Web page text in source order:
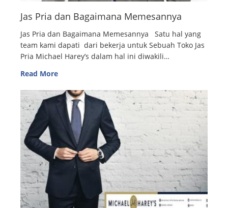
Jas Pria dan Bagaimana Memesannya
Jas Pria dan Bagaimana Memesannya Satu hal yang
team kami dapati dari bekerja untuk Sebuah Toko Jas
Pria Michael Harey’s dalam hal ini diwakili…
Read More